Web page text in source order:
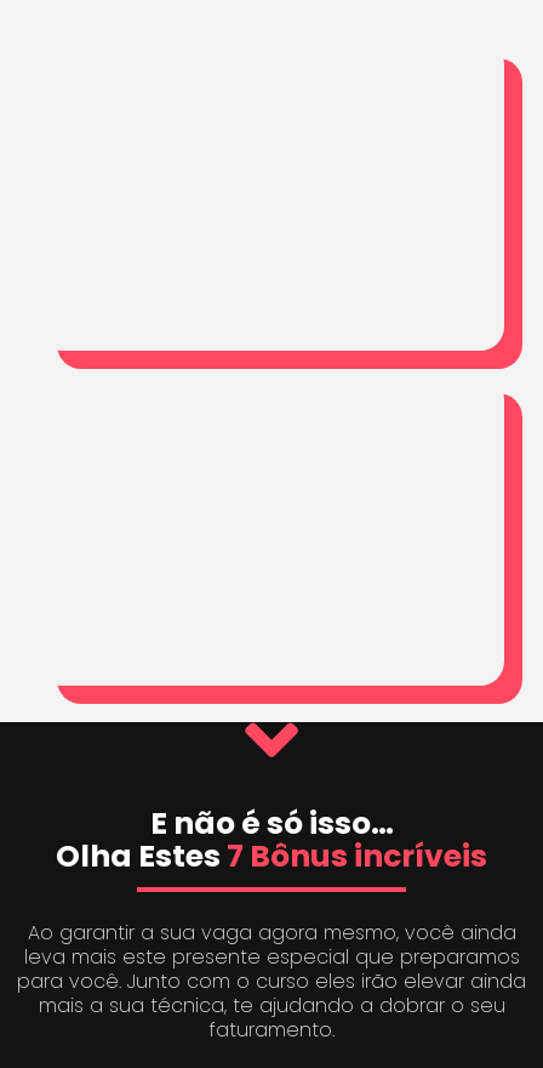
E não é só isso…
Olha Estes 7 Bônus incríveis
Ao garantir a sua vaga agora mesmo, você ainda
leva mais este presente especial que preparamos
para você. Junto com o curso eles irão elevar ainda
mais a sua técnica, te ajudando a dobrar o seu
faturamento.